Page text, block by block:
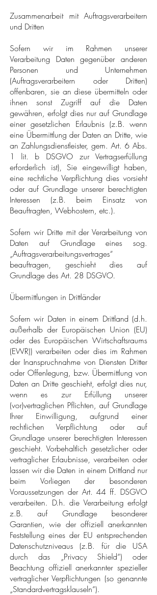
Zusammenarbeit mit Auftragsverarbeitern
und Dritten
Sofern wir im Rahmen unserer
Verarbeitung Daten gegenüber anderen
Personen und Unternehmen
(Auftragsverarbeitern oder Dritten)
offenbaren, sie an diese übermitteln oder
ihnen sonst Zugriff auf die Daten
gewähren, erfolgt dies nur auf Grundlage
einer gesetzlichen Erlaubnis (z.B. wenn
eine Übermittlung der Daten an Dritte, wie
an Zahlungsdienstleister, gem. Art. 6 Abs.
1 lit. b DSGVO zur Vertragserfüllung
erforderlich ist), Sie eingewilligt haben,
eine rechtliche Verpflichtung dies vorsieht
oder auf Grundlage unserer berechtigten
Interessen (z.B. beim Einsatz von
Beauftragten, Webhostern, etc.).
Sofern wir Dritte mit der Verarbeitung von
Daten auf Grundlage eines sog.
„Auftragsverarbeitungsvertrages“
beauftragen, geschieht dies auf
Grundlage des Art. 28 DSGVO.
Übermittlungen in Drittländer
Sofern wir Daten in einem Drittland (d.h.
außerhalb der Europäischen Union (EU)
oder des Europäischen Wirtschaftsraums
(EWR)) verarbeiten oder dies im Rahmen
der Inanspruchnahme von Diensten Dritter
oder Offenlegung, bzw. Übermittlung von
Daten an Dritte geschieht, erfolgt dies nur,
wenn es zur Erfüllung unserer
(vor)vertraglichen Pflichten, auf Grundlage
Ihrer Einwilligung, aufgrund einer
rechtlichen Verpflichtung oder auf
Grundlage unserer berechtigten Interessen
geschieht. Vorbehaltlich gesetzlicher oder
vertraglicher Erlaubnisse, verarbeiten oder
lassen wir die Daten in einem Drittland nur
beim Vorliegen der besonderen
Voraussetzungen der Art. 44 ff. DSGVO
verarbeiten. D.h. die Verarbeitung erfolgt
z.B. auf Grundlage besonderer
Garantien, wie der offiziell anerkannten
Feststellung eines der EU entsprechenden
Datenschutzniveaus (z.B. für die USA
durch das „Privacy Shield“) oder
Beachtung offiziell anerkannter spezieller
vertraglicher Verpflichtungen (so genannte
„Standardvertragsklauseln“).